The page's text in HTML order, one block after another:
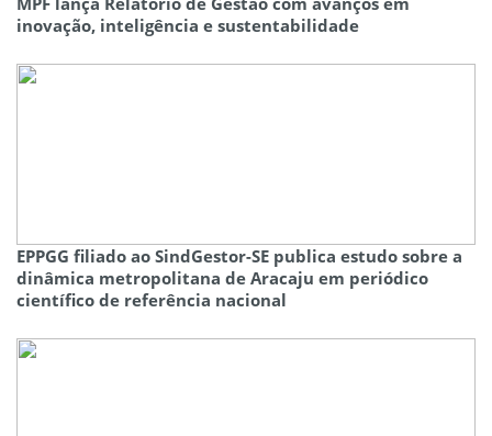
inovação, inteligência e sustentabilidade
EPPGG filiado ao SindGestor-SE publica estudo sobre a
dinâmica metropolitana de Aracaju em periódico
científico de referência nacional